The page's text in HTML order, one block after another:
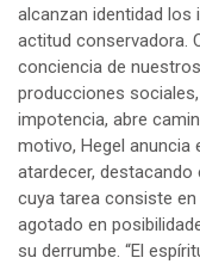
alcanzan identidad los
actitud conservadora.
conciencia de
producciones
impotencia, abre
motivo, Hegel anuncia
atardecer,
cuya tarea consiste
agotado en
su derrumbe. “El